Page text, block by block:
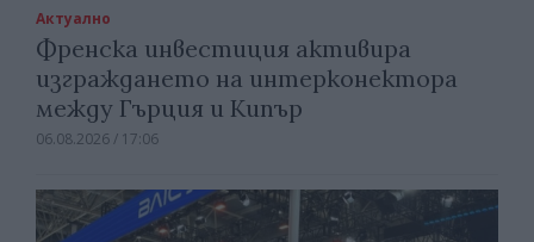
Актуално
Френска инвестиция активира
изграждането на интерконектора
между Гърция и Кипър
06.08.2026 / 17:06